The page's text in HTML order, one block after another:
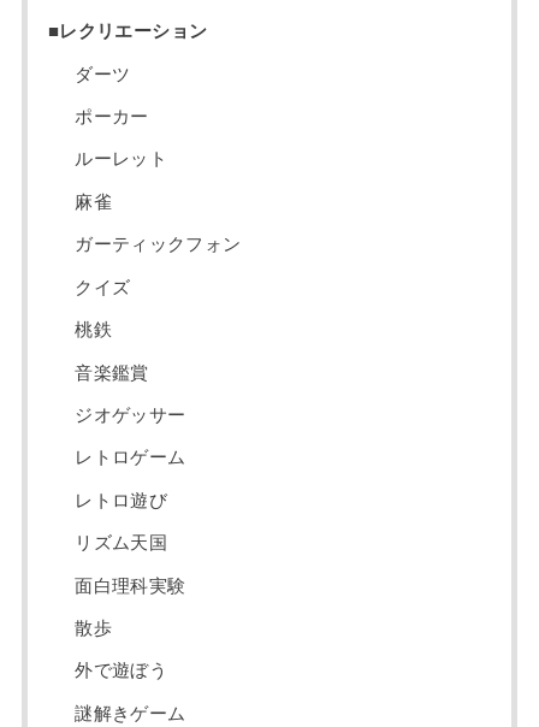
■レクリエーション
ダーツ
ポーカー
ルーレット
麻雀
ガーティックフォン
クイズ
桃鉄
音楽鑑賞
ジオゲッサー
レトロゲーム
レトロ遊び
リズム天国
面白理科実験
散歩
外で遊ぼう
謎解きゲーム